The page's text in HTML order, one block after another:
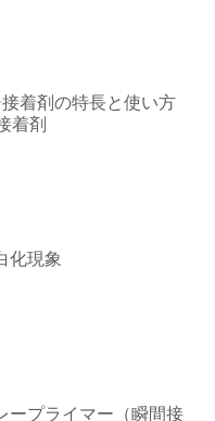
着剤の特長と使い方
着剤
化現象
ープライマー（瞬間接